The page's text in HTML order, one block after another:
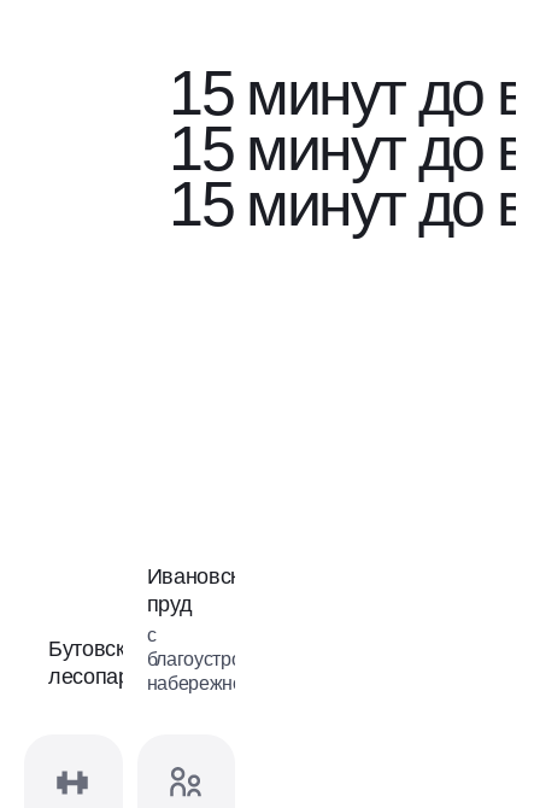
по проекту
15 минут до
15 минут до
15 минут до
Бутовский
лесопарк
Ивановский
пруд
с
благоустроенной
набережной